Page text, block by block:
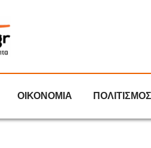
ΟΙΚΟΝΟΜΙΑ ΠΟΛΙΤΙΣΜΟΣ